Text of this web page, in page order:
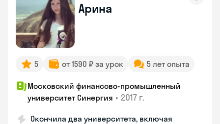
Арина
5 от 1590 ₽ за урок 5 лет опыта
Московский финансово-промышленный
университет Синергия • 2017 г.
Окончила два университета, включая